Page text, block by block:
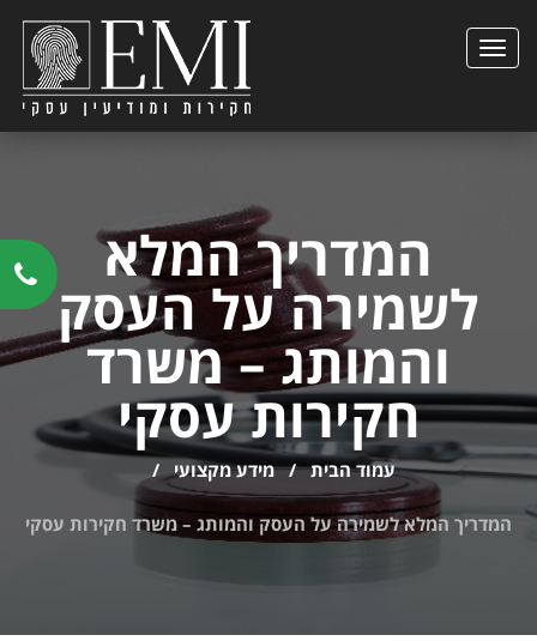
הצגת
המדריך המלא
לשמירה על העסק
והמותג – משרד
חקירות עסקי
עמוד הבית / מידע מקצועי /
המדריך המלא לשמירה על העסק והמותג – משרד חקירות עסקי